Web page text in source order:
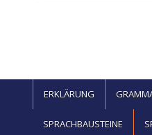
ERKLÄRUNG
SPRACHBAUSTEINE